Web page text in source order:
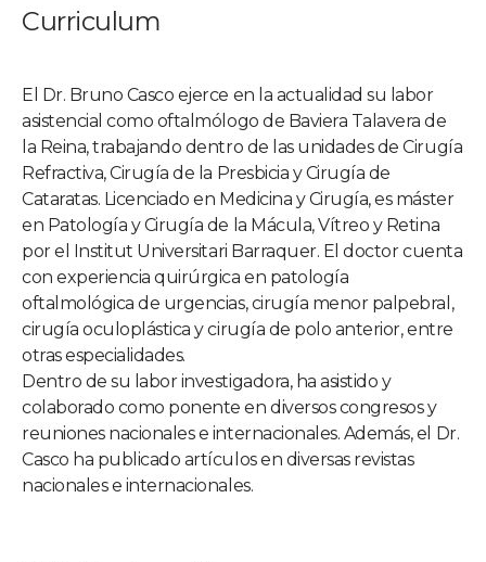
Curriculum
El Dr. Bruno Casco ejerce en la actualidad su labor
asistencial como oftalmólogo de Baviera Talavera de
la Reina, trabajando dentro de las unidades de Cirugía
Refractiva, Cirugía de la Presbicia y Cirugía de
Cataratas. Licenciado en Medicina y Cirugía, es máster
en Patología y Cirugía de la Mácula, Vítreo y Retina
por el Institut Universitari Barraquer. El doctor cuenta
con experiencia quirúrgica en patología
oftalmológica de urgencias, cirugía menor palpebral,
cirugía oculoplástica y cirugía de polo anterior, entre
otras especialidades.
Dentro de su labor investigadora, ha asistido y
colaborado como ponente en diversos congresos y
reuniones nacionales e internacionales. Además, el Dr.
Casco ha publicado artículos en diversas revistas
nacionales e internacionales.